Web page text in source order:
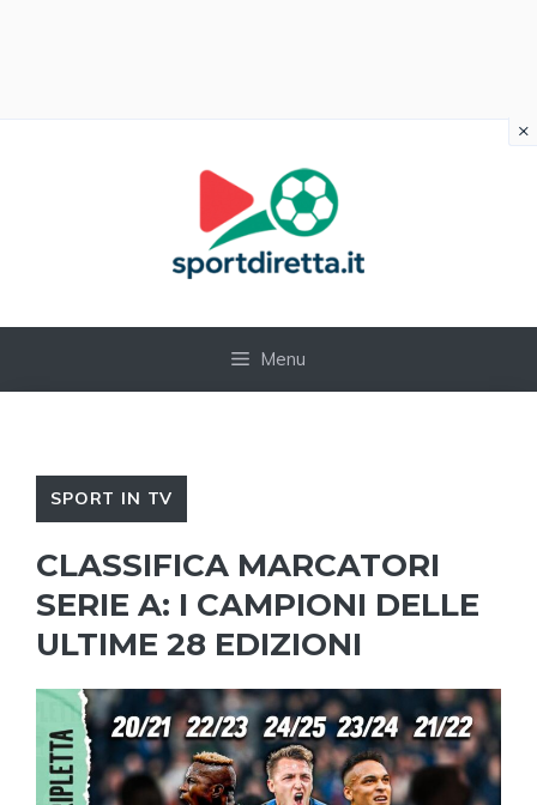
Menu
SPORT IN TV
CLASSIFICA MARCATORI
SERIE A: I CAMPIONI DELLE
ULTIME 28 EDIZIONI
×